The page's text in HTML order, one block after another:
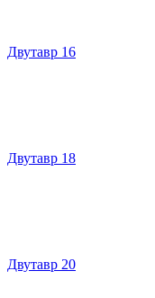
Двутавр 16
Двутавр 18
Двутавр 20